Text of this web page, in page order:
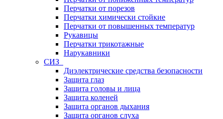
Перчатки от порезов
Перчатки химически стойкие
Перчатки от повышенных температур
Рукавицы
Перчатки трикотажные
Нарукавники
СИЗ
Диэлектрические средства безопасности
Защита глаз
Защита головы и лица
Защита коленей
Защита органов дыхания
Защита органов слуха